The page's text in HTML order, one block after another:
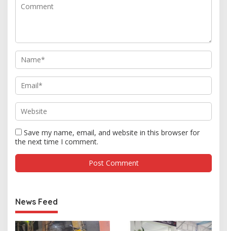
Save my name, email, and website in this browser for
the next time I comment.
News Feed